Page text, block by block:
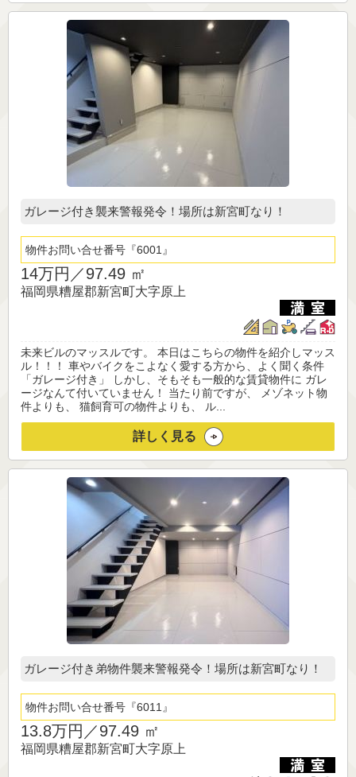
ガレージ付き襲来警報発令！場所は新宮町なり！
物件お問い合せ番号 6001
14万円／97.49 ㎡
福岡県糟屋郡新宮町大字原上
未来ビルのマッスルです。 本日はこちらの物件を紹介しマッス
ル！！！ 車やバイクをこよなく愛する方から、よく聞く条件
「ガレージ付き」 しかし、そもそも一般的な賃貸物件に ガレ
ージなんて付いていません！ 当たり前ですが、 メゾネット物
件よりも、 猫飼育可の物件よりも、 ル...
詳しく見る
ガレージ付き弟物件襲来警報発令！場所は新宮町なり！
物件お問い合せ番号 6011
13.8万円／97.49 ㎡
福岡県糟屋郡新宮町大字原上